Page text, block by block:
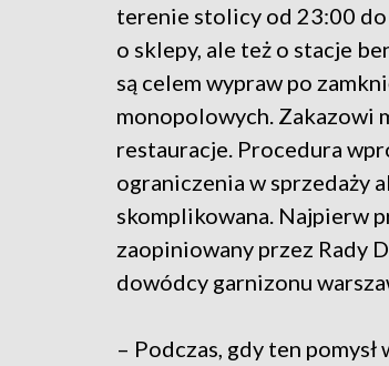
terenie stolicy od 23:00
o sklepy, ale też o stacje
są celem wypraw po
monopolowych. Zakazowi
restauracje. Procedura
ograniczenia w sprzedaży
skomplikowana. Najpierw
zaopiniowany przez Rady
dowódcy garnizonu
– Podczas, gdy ten